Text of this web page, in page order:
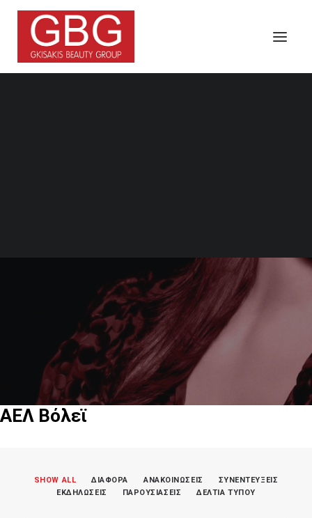
ΑΕΛ Βόλεϊ
SHOW ALL ΔΙΑΦΟΡΑ ΑΝΑΚΟΙΝΩΣΕΙΣ
ΣΥΝΕΝΤΕΥΞΕΙΣ
ΕΚΔΗΛΩΣΕΙΣ
ΠΑΡΟΥΣΙΑΣΕΙΣ ΔΕΛΤΙΑ ΤΥΠΟΥ